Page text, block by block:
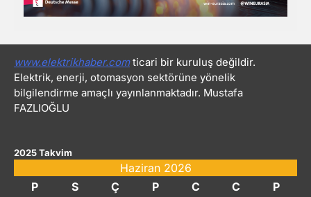
www.elektrikhaber.comticari bir kuruluş değildir.
Elektrik, enerji, otomasyon sektörüne yönelik
bilgilendirme amaçlı yayınlanmaktadır. Mustafa
FAZLIOĞLU
2025 Takvim
Haziran 2026
P
S Ç P C C
P